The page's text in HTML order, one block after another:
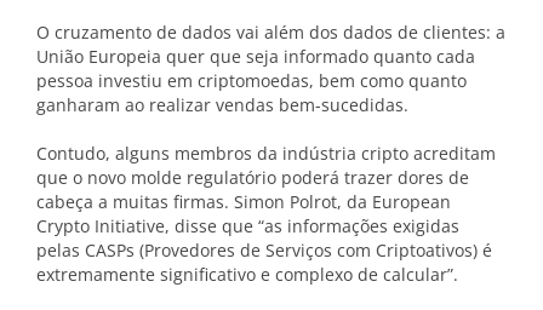
O cruzamento de dados vai além dos dados de clientes: a
União Europeia quer que seja informado quanto cada
pessoa investiu em criptomoedas, bem como quanto
ganharam ao realizar vendas bem-sucedidas.
Contudo, alguns membros da indústria cripto acreditam
que o novo molde regulatório poderá trazer dores de
cabeça a muitas firmas. Simon Polrot, da European
Crypto Initiative, disse que “as informações exigidas
pelas CASPs (Provedores de Serviços com Criptoativos) é
extremamente significativo e complexo de calcular”.